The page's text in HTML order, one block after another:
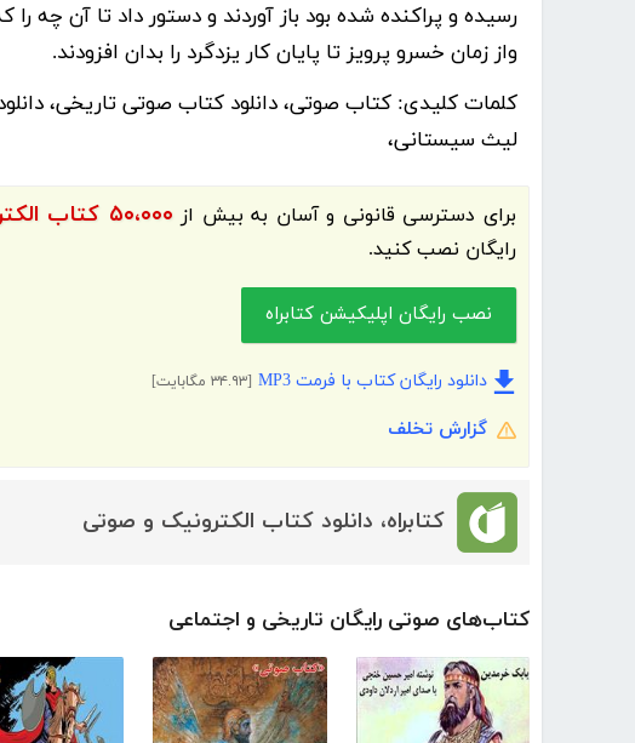
رسیده و پراکنده شده بود باز آوردند و دستور داد تا آن چه
واز زمان خسرو پرویز تا پایان کار یزدگرد را بدان افزودند.
کلمات کلیدی: کتاب صوتی، دانلود کتاب صوتی تاریخی،
لیث سیستانی،
برای دسترسی قانونی و آسان به بیش از ۵۰،۰۰۰ کتاب الکترونیک و کتاب صوتی فارسی
رایگان نصب کنید.
نصب رایگان اپلیکیشن کتابراه
دانلود رایگان کتاب با فرمت MP3 [۳۴.۹۳ مگابایت]
گزارش تخلف
کتابراه، دانلود کتاب الکترونیک و صوتی
کتاب‌های صوتی رایگان تاریخی و اجتماعی